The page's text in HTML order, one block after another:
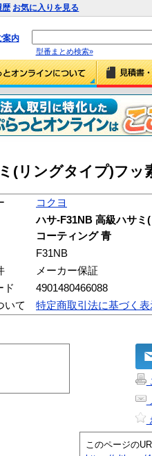
歴 お気に入りを見る
案内
型番まとめ検索»
(リングタイプ)フッ
コクヨ
ハサ-F31NB 高級ハサミ
コーティング 青
F31NB
メーカー保証
ド
4901480466088
いて
特定商取引法に基づく表
このページのURL